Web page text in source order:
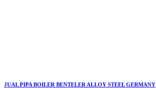
JUAL PIPA BOILER BENTELER ALLOY STEEL GERMANY